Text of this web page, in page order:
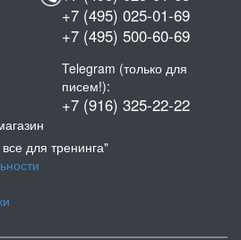
+7 (495) 025-01-69
+7 (495) 500-60-69
Telegram (только для
писем!):
+7 (916) 325-22-22
для тренинга"